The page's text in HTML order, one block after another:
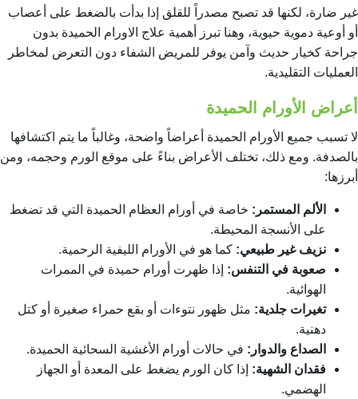
غير ضارة، لكنها قد تصبح مصدراً للقلق إذا بدأت بالضغط على أعصاب
أو أوعية دموية حيوية، وهنا تبرز أهمية علاج الاورام الحميدة بدون
جراحة كخيار حديث وآمن يوفر للمريض الشفاء دون التعرض لمخاطر
العمليات التقليدية.
أعراض الأورام الحميدة
لا تسبب جميع الأورام الحميدة أعراضاً واضحة، وغالباً ما يتم اكتشافها
بالصدفة. ومع ذلك، تختلف الأعراض بناءً على موقع الورم وحجمه، ومن
أبرزها:
الألم المستمر: خاصة في أورام العظام الحميدة التي قد تضغط
على الأنسجة المحيطة.
نزيف غير طبيعي: كما هو في الأورام الليفية الرحمية.
صعوبة في التنفس: إذا ظهرت أورام حميدة في الممرات
الهوائية.
تغيرات جلدية: مثل ظهور نتوءات أو بقع حمراء صغيرة أو كتل
دهنية.
الصداع والدوار: في حالات أورام الأغشية السحائية الحميدة.
فقدان الشهية: إذا كان الورم يضغط على المعدة أو الجهاز
الهضمي.